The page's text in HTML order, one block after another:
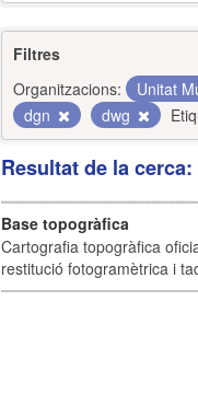
Filtres
Organitzacions:
Unitat
dgn
dwg
Resultat de la
Base topogràfica
Cartografia topogràfica
restitució fotogramètrica i